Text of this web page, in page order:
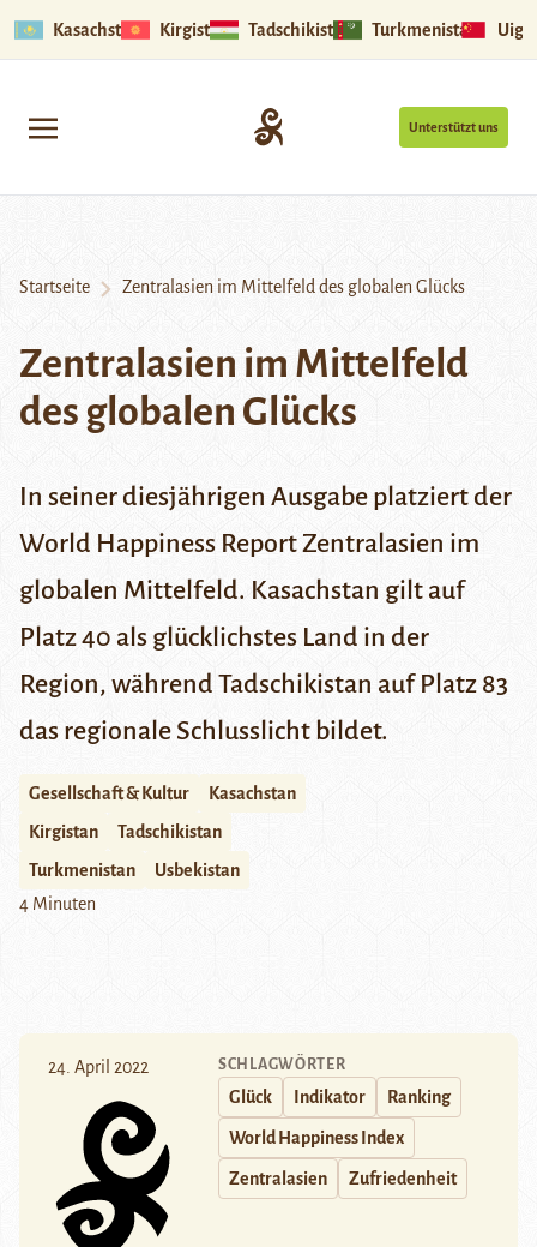
Kasachstan Kirgistan Tadschikistan Turkmenistan
Unterstützt uns
Startseite Zentralasien im Mittelfeld des globalen Glücks
Zentralasien im Mittelfeld
des globalen Glücks
In seiner diesjährigen Ausgabe platziert der
World Happiness Report Zentralasien im
globalen Mittelfeld. Kasachstan gilt auf
Platz 40 als glücklichstes Land in der
Region, während Tadschikistan auf Platz 83
das regionale Schlusslicht bildet.
Gesellschaft & Kultur
Kasachstan
Kirgistan
Tadschikistan
Turkmenistan
Usbekistan
4 Minuten
24. April 2022 SCHLAGWÖRTER
Glück Indikator Ranking
World Happiness Index
Zentralasien Zufriedenheit